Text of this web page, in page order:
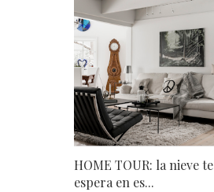
HOME TOUR: la nieve te
espera en es...